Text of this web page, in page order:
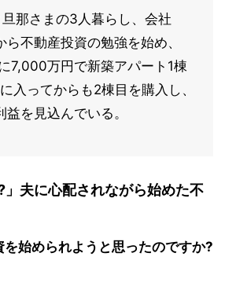
那さまの3人暮らし、会社
不動産投資の勉強を始め、
7,000万円で新築アパート1棟
入ってからも2棟目を購入し、
を見込んでいる。
」夫に心配されながら始めた不
始められようと思ったのですか?